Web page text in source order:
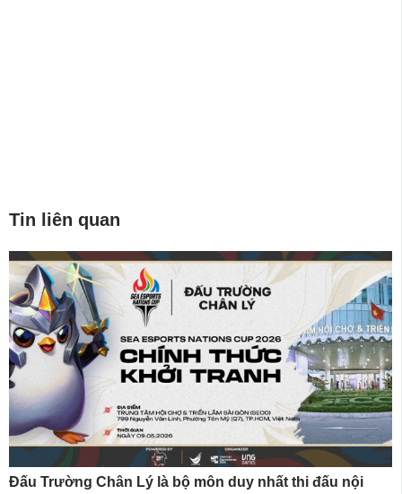
Tin liên quan
Đấu Trường Chân Lý là bộ môn duy nhất thi đấu nội